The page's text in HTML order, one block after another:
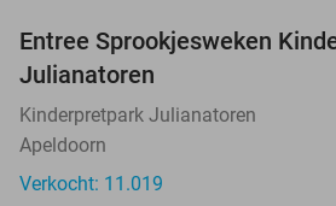
Entree Sprookjesweken
Julianatoren
Kinderpretpark Julianatoren
Apeldoorn
Verkocht: 11.019